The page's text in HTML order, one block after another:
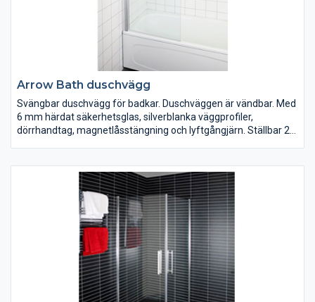
Arrow Bath duschvägg
Svängbar duschvägg för badkar. Duschväggen är vändbar. Med
6 mm härdat säkerhetsglas, silverblanka väggprofiler,
dörrhandtag, magnetlåsstängning och lyftgångjärn. Ställbar 20